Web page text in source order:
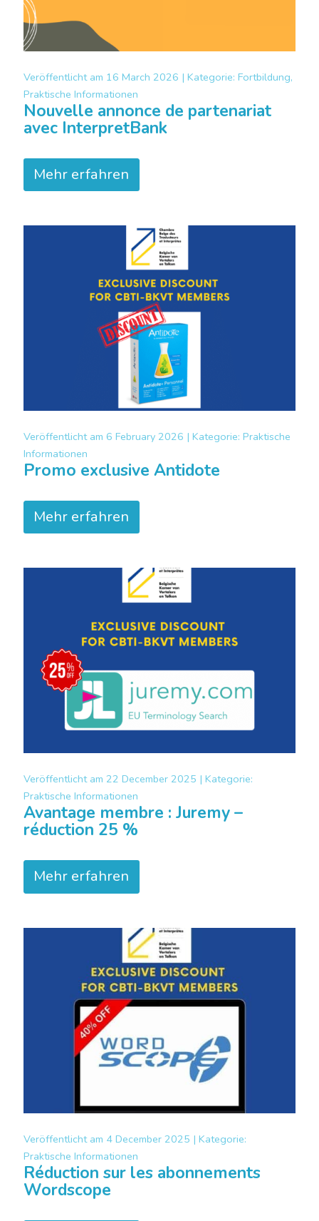
Veröffentlicht am 16 March 2026 | Kategorie: Fortbildung,
Praktische Informationen
Nouvelle annonce de partenariat
avec InterpretBank
Mehr erfahren
Veröffentlicht am 6 February 2026 | Kategorie: Praktische
Informationen
Promo exclusive Antidote
Mehr erfahren
Veröffentlicht am 22 December 2025 | Kategorie:
Praktische Informationen
Avantage membre : Juremy –
réduction 25 %
Mehr erfahren
Veröffentlicht am 4 December 2025 | Kategorie:
Praktische Informationen
Réduction sur les abonnements
Wordscope